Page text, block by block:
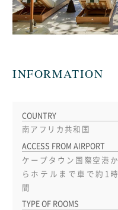
INFORMATION
COUNTRY
南アフリカ共和国
ACCESS FROM AIRPORT
ケープタウン国際空港か
らホテルまで車で約1時
間
TYPE OF ROOMS